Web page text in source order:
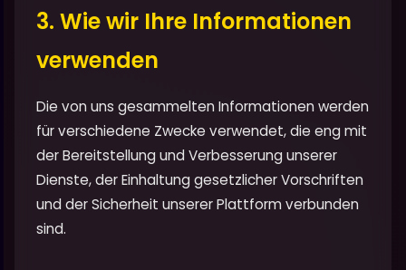
3. Wie wir Ihre Informationen
verwenden
Die von uns gesammelten Informationen werden
für verschiedene Zwecke verwendet, die eng mit
der Bereitstellung und Verbesserung unserer
Dienste, der Einhaltung gesetzlicher Vorschriften
und der Sicherheit unserer Plattform verbunden
sind.